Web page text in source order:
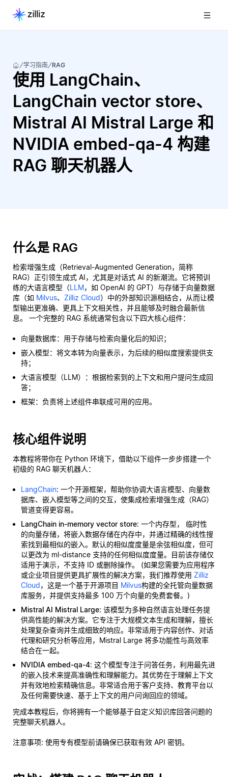
学习指南 RAG
使用 LangChain、
LangChain vector store、
Mistral AI Mistral Large 和
NVIDIA embed-qa-4 构建
RAG 聊天机器人
什么是 RAG
检索增强生成（Retrieval-Augmented Generation，简称
RAG）正引领生成式 AI，尤其是对话式 AI 的新潮流。它将预训
练的大语言模型（LLM，如 OpenAI 的 GPT）与存储于向量数据
库（如 Milvus、 Zilliz Cloud）中的外部知识源相结合，从而让模
型输出更准确、更具上下文相关性，并且能够及时融合最新信
息。 一个完整的 RAG 系统通常包含以下四大核心组件：
向量数据库：用于存储与检索向量化后的知识；
嵌入模型：将文本转为向量表示，为后续的相似度搜索提供支
持；
大语言模型（LLM）：根据检索到的上下文和用户提问生成回
答；
框架：负责将上述组件串联成可用的应用。
核心组件说明
本教程将带你在 Python 环境下，借助以下组件一步步搭建一个
初级的 RAG 聊天机器人：
LangChain: 一个开源框架，帮助你协调大语言模型、向量数
据库、嵌入模型等之间的交互，使集成检索增强生成（RAG）
管道变得更容易。
LangChain in-memory vector store: 一个内存型， 临时性
的向量存储，将嵌入数据存储在内存中，并通过精确的线性搜
索找到最相似的嵌入。默认的相似度度量是余弦相似度，但可
以更改为 ml-distance 支持的任何相似度度量。目前该存储仅
适用于演示，不支持 ID 或删除操作。 (如果您需要为应用程序
或企业项目提供更具扩展性的解决方案，我们推荐使用 Zilliz
Cloud，这是一个基于开源项目 Milvus构建的全托管向量数据
库服务，并提供支持最多 100 万个向量的免费套餐。)
Mistral AI Mistral Large: 该模型为多种自然语言处理任务提
供高性能的解决方案。它专注于大规模文本生成和理解，擅长
处理复杂查询并生成细致的响应。非常适用于内容创作、对话
代理和研究分析等应用，Mistral Large 将多功能性与高效率
结合在一起。
NVIDIA embed-qa-4: 这个模型专注于问答任务，利用最先进
的嵌入技术来提高准确性和理解能力。其优势在于理解上下文
并有效地检索精确信息。非常适合用于客户支持、教育平台以
及任何需要快速、基于上下文的用户问询回应的领域。
完成本教程后，你将拥有一个能够基于自定义知识库回答问题的
完整聊天机器人。
注意事项: 使用专有模型前请确保已获取有效 API 密钥。